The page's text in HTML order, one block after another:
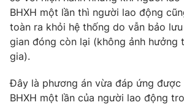
BHXH một lần thì người lao động
toàn ra khỏi hệ thống do vẫn bảo
gian đóng còn lại (không ảnh hưởng
gia).
Đây là phương án vừa đáp ứng được
BHXH một lần của người lao động